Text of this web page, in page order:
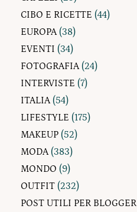
CIBO E RICETTE (44)
EUROPA(38)
EVENTI (34)
FOTOGRAFIA(24)
INTERVISTE (7)
ITALIA(54)
LIFESTYLE (175)
MAKEUP (52)
MODA(383)
MONDO (9)
OUTFIT (232)
POST UTILI PER BLOGGER